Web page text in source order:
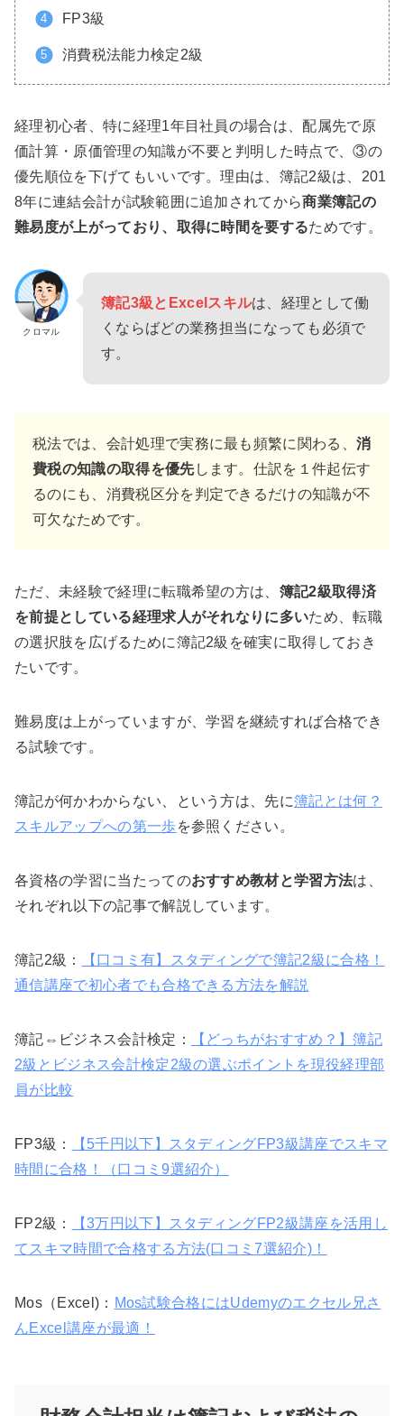
FP3級
消費税法能力検定2級
経理初心者、特に経理1年目社員の場合は、配属先で原
価計算・原価管理の知識が不要と判明した時点で、③の
優先順位を下げてもいいです。理由は、簿記2級は、201
8年に連結会計が試験範囲に追加されてから商業簿記の
難易度が上がっており、取得に時間を要するためです。
クロマル
簿記3級とExcel スキルは、経理として働
くならばどの業務担当になっても必須で
す。
税法では、会計処理で実務に最も頻繁に関わる、消
費税の知識の取得を優先します。仕訳を１件起伝す
るのにも、消費税区分を判定できるだけの知識が不
可欠なためです。
ただ、未経験で経理に転職希望の方は、 簿記2級取得済
を前提としている経理求人がそれなりに多いため、転職
の選択肢を広げるために簿記2級を確実に取得しておき
たいです。
難易度は上がっていますが、学習を継続すれば合格でき
る試験です。
簿記が何かわからない、という方は、先に簿記とは何？
スキルアップへの第一歩を参照ください。
各資格の学習に当たってのおすすめ教材と学習方法は、
それぞれ以下の記事で解説しています。
簿記2級：
【口コミ有】スタディングで簿記2級に合格！
通信講座で初心者でも合格できる方法を解説
簿記⇔ビジネス会計検定：
【どっちがおすすめ？】簿記
2級とビジネス会計検定2級の選ぶポイントを現役経理部
員が比較
FP3級：
【5千円以下】スタディングFP3級講座でスキマ
時間に合格！（口コミ9選紹介）
FP2級：
【3万円以下】スタディングFP2級講座を活用し
てスキマ時間で合格する方法(口コミ7選紹介)！
Mos（Excel)： Mos試験合格にはUdemyのエクセル兄さ
んExcel講座が最適！